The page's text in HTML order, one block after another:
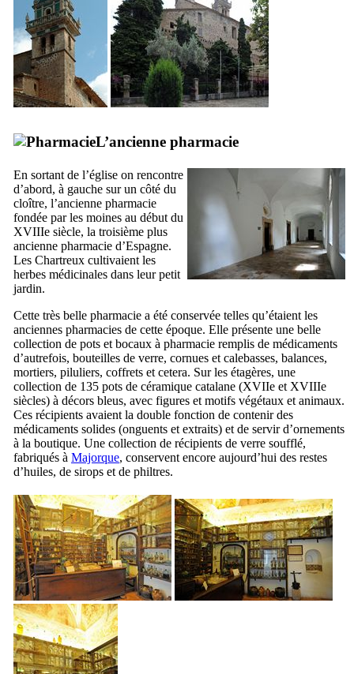
L’ancienne pharmacie
En sortant de l’église on rencontre
d’abord, à gauche sur un côté du
cloître, l’ancienne pharmacie
fondée par les moines au début du
XVIIIe siècle, la troisième plus
ancienne pharmacie d’Espagne.
Les Chartreux cultivaient les
herbes médicinales dans leur petit
jardin.
Cette très belle pharmacie a été conservée telles qu’étaient les
anciennes pharmacies de cette époque. Elle présente une belle
collection de pots et bocaux à pharmacie remplis de médicaments
d’autrefois, bouteilles de verre, cornues et calebasses, balances,
mortiers, piluliers, coffrets et cetera. Sur les étagères, une
collection de 135 pots de céramique catalane (XVIIe et XVIIIe
siècles) à décors bleus, avec figures et motifs végétaux et animaux.
Ces récipients avaient la double fonction de contenir des
médicaments solides (onguents et extraits) et de servir d’ornements
à la boutique. Une collection de récipients de verre soufflé,
fabriqués à Majorque, conservent encore aujourd’hui des restes
d’huiles, de sirops et de philtres.